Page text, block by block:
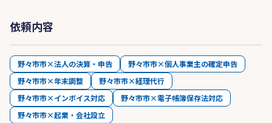
依頼内容
野々市市×法人の決算・申告
野々市市×個人事業主の確定申告
野々市市×年末調整
野々市市×経理代行
野々市市×インボイス対応
野々市市×電子帳簿保存法対応
野々市市×起業・会社設立